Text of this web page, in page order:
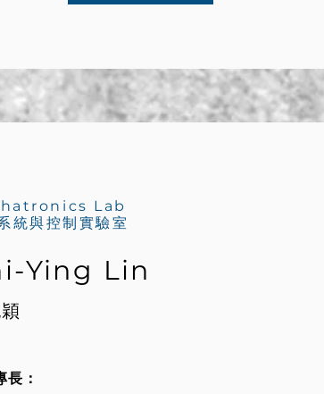
Lab
統與控制實驗室
Ying Lin
長：